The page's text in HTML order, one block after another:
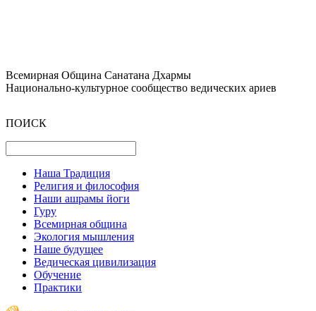
Всемирная Община Санатана Дхармы
Национально-культурное сообщество ведических ариев
ПОИСК
Наша Традиция
Религия и философия
Наши ашрамы йоги
Гуру
Всемирная община
Экология мышления
Наше будущее
Ведическая цивилизация
Обучение
Практики